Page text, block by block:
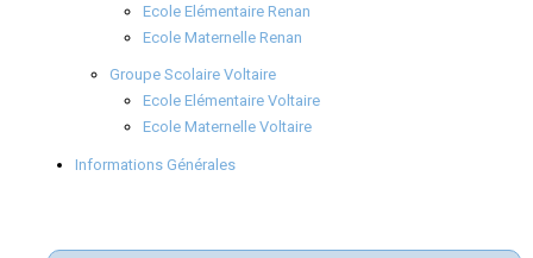
Ecole Elémentaire Renan
Ecole Maternelle Renan
Groupe Scolaire Voltaire
Ecole Elémentaire Voltaire
Ecole Maternelle Voltaire
Informations Générales